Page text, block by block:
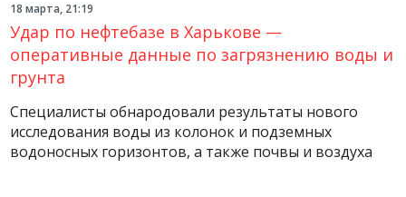
18 марта, 21:19
Удар по нефтебазе в Харькове —
оперативные данные по загрязнению воды и
грунта
Специалисты обнародовали результаты нового
исследования воды из колонок и подземных
водоносных горизонтов, а также почвы и воздуха